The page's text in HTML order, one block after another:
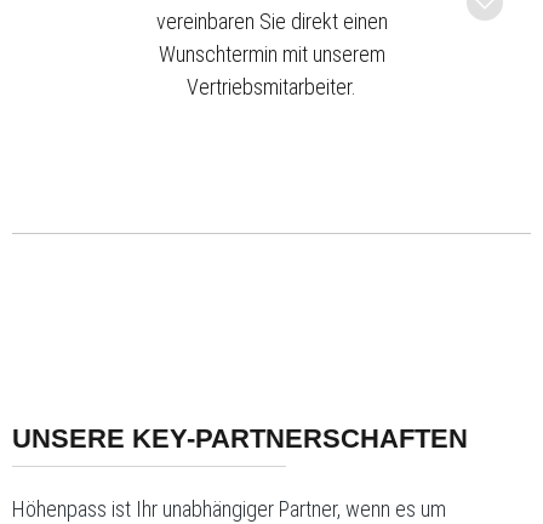
vereinbaren Sie direkt einen
Wunschtermin mit unserem
Vertriebsmitarbeiter.
UNSERE KEY-PARTNERSCHAFTEN
Höhenpass ist Ihr unabhängiger Partner, wenn es um